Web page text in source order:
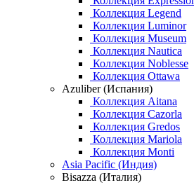
Коллекция Legend
Коллекция Luminor
Коллекция Museum
Коллекция Nautica
Коллекция Noblesse
Коллекция Ottawa
Azuliber (Испания)
Коллекция Aitana
Коллекция Cazorla
Коллекция Gredos
Коллекция Mariola
Коллекция Monti
Asia Pacific (Индия)
Bisazza (Италия)